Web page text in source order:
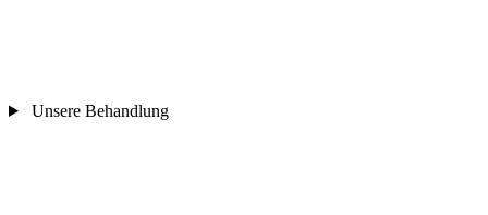
Unsere Behandlung